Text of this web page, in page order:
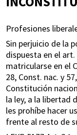
Profesiones
Sin perjuicio de la
dispuesta en el
matricularse en el
28, Const. nac. y
Constitución
la ley, a la libertad
les prohíbe hacer
frente al resto de